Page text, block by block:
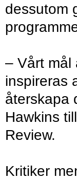
dessutom
– Vårt mål
inspireras
återskapa
Hawkins
Review.
Kritiker